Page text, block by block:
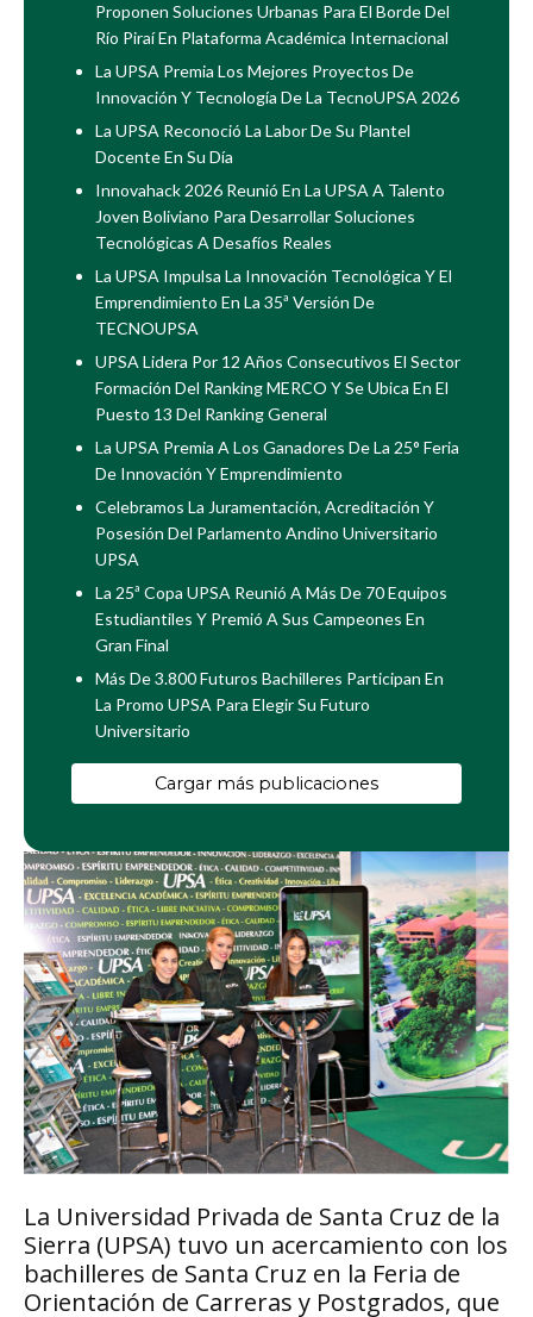
La Universidad Privada de Santa Cruz de la
Sierra (UPSA) tuvo un acercamiento con los
bachilleres de Santa Cruz en la Feria de
Orientación de Carreras y Postgrados, que
Proponen Soluciones Urbanas Para El Borde Del
Río Piraí En Plataforma Académica Internacional
La UPSA Premia Los Mejores Proyectos De
Innovación Y Tecnología De La TecnoUPSA 2026
La UPSA Reconoció La Labor De Su Plantel
Docente En Su Día
Innovahack 2026 Reunió En La UPSA A Talento
Joven Boliviano Para Desarrollar Soluciones
Tecnológicas A Desafíos Reales
La UPSA Impulsa La Innovación Tecnológica Y El
Emprendimiento En La 35ª Versión De
TECNOUPSA
UPSA Lidera Por 12 Años Consecutivos El Sector
Formación Del Ranking MERCO Y Se Ubica En El
Puesto 13 Del Ranking General
La UPSA Premia A Los Ganadores De La 25° Feria
De Innovación Y Emprendimiento
Celebramos La Juramentación, Acreditación Y
Posesión Del Parlamento Andino Universitario
UPSA
La 25ª Copa UPSA Reunió A Más De 70 Equipos
Estudiantiles Y Premió A Sus Campeones En
Gran Final
Más De 3.800 Futuros Bachilleres Participan En
La Promo UPSA Para Elegir Su Futuro
Universitario
Cargar más publicaciones